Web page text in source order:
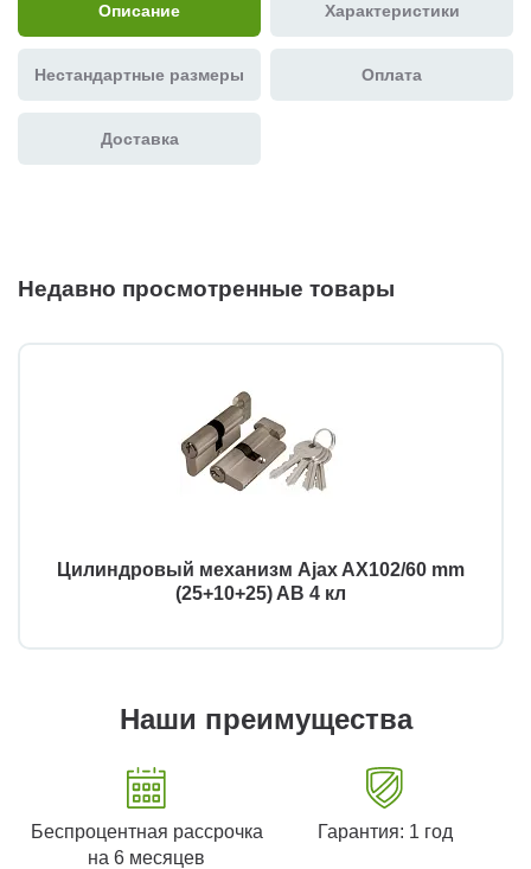
Описание Характеристики
Нестандартные размеры Оплата
Доставка
Недавно просмотренные товары
Цилиндровый механизм Ajax AX102/60 mm
(25+10+25) AB 4 кл
Наши преимущества
Беспроцентная рассрочка
на 6 месяцев
Гарантия: 1 год